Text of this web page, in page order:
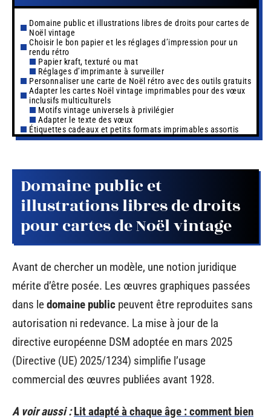
Domaine public et illustrations libres de droits pour cartes de
Noël vintage
Choisir le bon papier et les réglages d’impression pour un
rendu rétro
Papier kraft, texturé ou mat
Réglages d’imprimante à surveiller
Personnaliser une carte de Noël rétro avec des outils gratuits
Adapter les cartes Noël vintage imprimables pour des vœux
inclusifs multiculturels
Motifs vintage universels à privilégier
Adapter le texte des vœux
Étiquettes cadeaux et petits formats imprimables assortis
Domaine public et
illustrations libres de droits
pour cartes de Noël vintage
Avant de chercher un modèle, une notion juridique
mérite d’être posée. Les œuvres graphiques passées
dans ledomaine public peuvent être reproduites sans
autorisation ni redevance. La mise à jour de la
directive européenne DSM adoptée en mars 2025
(Directive (UE) 2025/1234) simplifie l’usage
commercial des œuvres publiées avant 1928.
A voir aussi : Lit adapté à chaque âge : comment bien